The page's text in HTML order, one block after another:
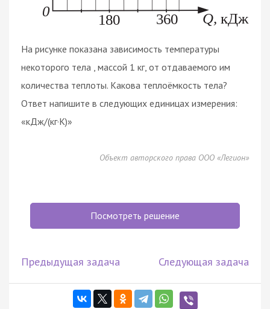
На рисунке показана зависимость температуры
некоторого тела , массой 1 кг, от отдаваемого им
количества теплоты. Какова теплоёмкость тела?
Ответ напишите в следующих единицах измерения:
«кДж/(кг·K)»
Объект авторского права ООО «Легион»
Посмотреть решение
Предыдущая задача Следующая задача